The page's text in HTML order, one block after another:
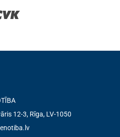
12-3, Rīga, LV-1050